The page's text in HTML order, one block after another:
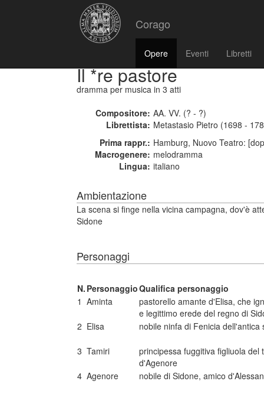
Corago
Opere Eventi Libretti
Il *re pastore
dramma per musica in 3 atti
Compositore: AA. VV. (? - ?)
Librettista: Metastasio Pietro (1698 -
Prima rappr.: Hamburg, Nuovo Teatro:
Macrogenere: melodramma
Lingua: italiano
Ambientazione
La scena si finge nella vicina campagna, dov'è
Sidone
Personaggi
N. PersonaggioQualifica personaggio
1 Aminta
pastorello amante d'Elisa, che
e legittimo erede del regno di
2 Elisa nobile ninfa di Fenicia
3 Tamiri
principessa fuggitiva figliuola
d'Agenore
4 Agenore nobile di Sidone, amico